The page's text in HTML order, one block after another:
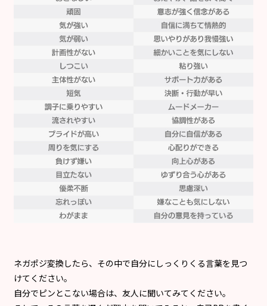
ネガポジ変換したら、その中で自分にしっくりくる言葉を見つ
けてください。
自分でピンとこない場合は、友人に聞いてみてください。